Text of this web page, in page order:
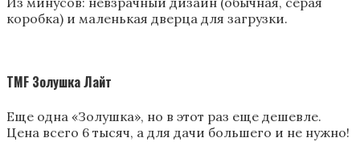
коробка) и маленькая дверца для загрузки.
TMF Золушка Лайт
Еще одна «Золушка», но в этот раз еще дешевле.
Цена всего 6 тысяч, а для дачи большего и не нужно!